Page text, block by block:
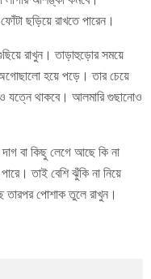
ছড়িয়ে রাখতে পারেন।
রাখুন। তাড়াহুড়োর সময়ে
অগোছালো হয়ে পড়ে। তার চেয়ে
যত্নে থাকবে। আলমারি গুছানোও
বা কিছু লেগে আছে কি না
তাই বেশি ঝুঁকি না নিয়ে
তারপর পোশাক তুলে রাখুন।